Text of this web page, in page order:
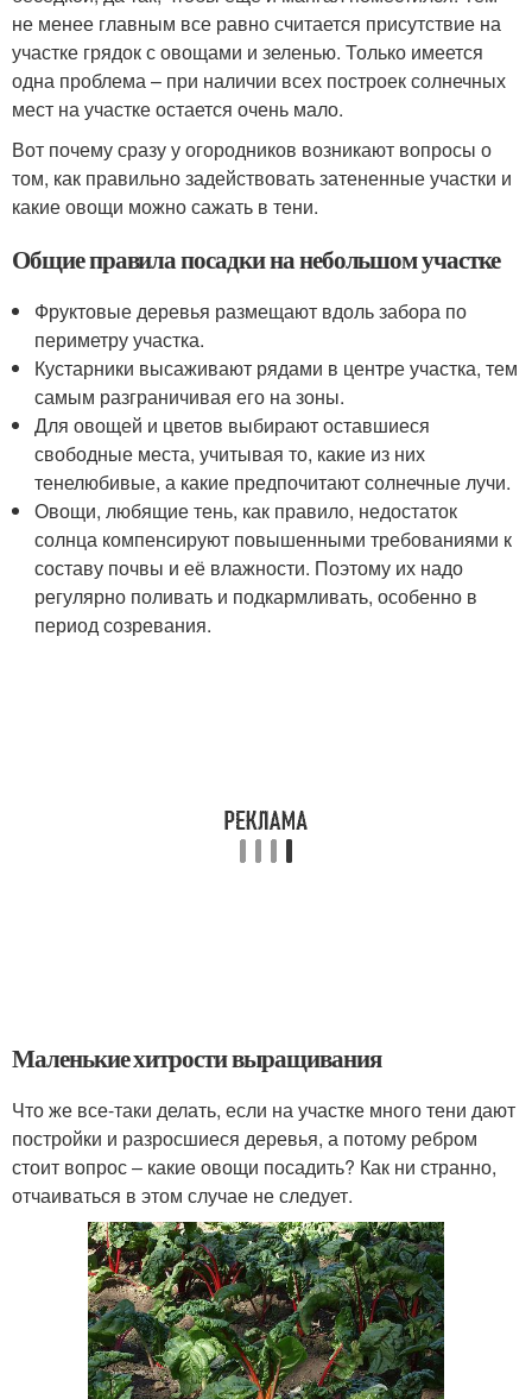
не менее главным все равно считается присутствие на
участке грядок с овощами и зеленью. Только имеется
одна проблема – при наличии всех построек солнечных
мест на участке остается очень мало.
Вот почему сразу у огородников возникают вопросы о
том, как правильно задействовать затененные участки и
какие овощи можно сажать в тени.
Общие правила посадки на небольшом участке
Фруктовые деревья размещают вдоль забора по
периметру участка.
Кустарники высаживают рядами в центре участка, тем
самым разграничивая его на зоны.
Для овощей и цветов выбирают оставшиеся
свободные места, учитывая то, какие из них
тенелюбивые, а какие предпочитают солнечные лучи.
Овощи, любящие тень, как правило, недостаток
солнца компенсируют повышенными требованиями к
составу почвы и её влажности. Поэтому их надо
регулярно поливать и подкармливать, особенно в
период созревания.
Маленькие хитрости выращивания
Что же все-таки делать, если на участке много тени дают
постройки и разросшиеся деревья, а потому ребром
стоит вопрос – какие овощи посадить? Как ни странно,
отчаиваться в этом случае не следует.